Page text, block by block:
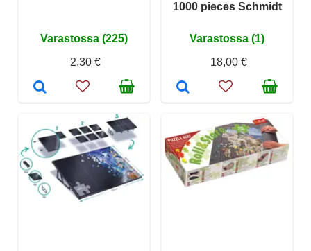
Varastossa (225)
2,30 €
1000 pieces Schmidt
Varastossa (1)
18,00 €